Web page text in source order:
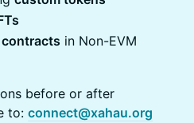
in Non-EVM
before or after
to: connect@xahau.org